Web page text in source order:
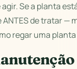
Se a planta
de tratar —
regar uma